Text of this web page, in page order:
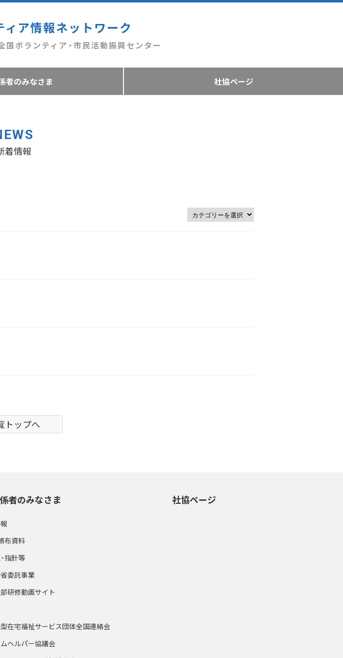
ィア情報ネットワーク
ボランティア・市民活動振興センター
者のみなさま 社協ページ
着情報
トップへ
者のみなさま
布資料
指針等
委託事業
研修動画サイト
在宅福祉サービス団体全国連絡会
ヘルパー協議会
社協ページ